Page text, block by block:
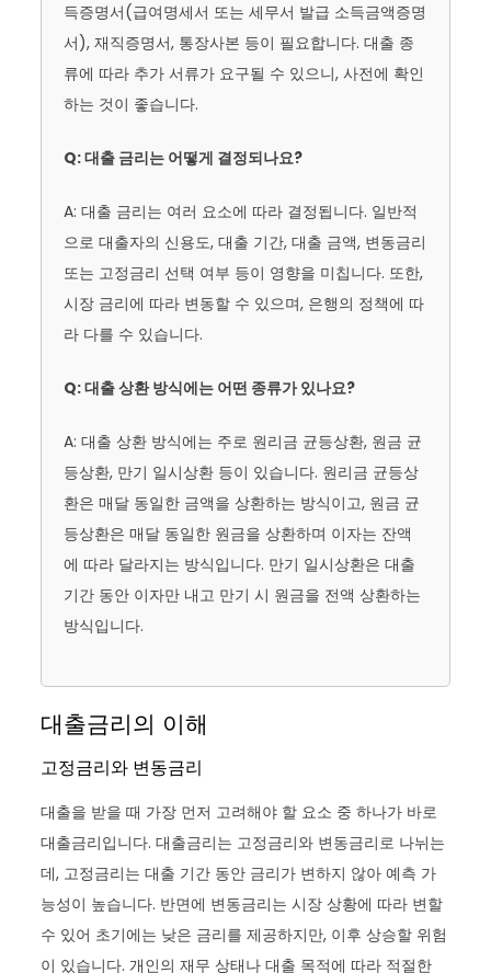
득증명서(급여명세서 또는 세무서 발급 소득금액증명
서), 재직증명서, 통장사본 등이 필요합니다. 대출 종
류에 따라 추가 서류가 요구될 수 있으니, 사전에 확인
하는 것이 좋습니다.
Q: 대출 금리는 어떻게 결정되나요?
A: 대출 금리는 여러 요소에 따라 결정됩니다. 일반적
으로 대출자의 신용도, 대출 기간, 대출 금액, 변동금리
또는 고정금리 선택 여부 등이 영향을 미칩니다. 또한,
시장 금리에 따라 변동할 수 있으며, 은행의 정책에 따
라 다를 수 있습니다.
Q: 대출 상환 방식에는 어떤 종류가 있나요?
A: 대출 상환 방식에는 주로 원리금 균등상환, 원금 균
등상환, 만기 일시상환 등이 있습니다. 원리금 균등상
환은 매달 동일한 금액을 상환하는 방식이고, 원금 균
등상환은 매달 동일한 원금을 상환하며 이자는 잔액
에 따라 달라지는 방식입니다. 만기 일시상환은 대출
기간 동안 이자만 내고 만기 시 원금을 전액 상환하는
방식입니다.
대출금리의 이해
고정금리와 변동금리
대출을 받을 때 가장 먼저 고려해야 할 요소 중 하나가 바로
대출금리입니다. 대출금리는 고정금리와 변동금리로 나뉘는
데, 고정금리는 대출 기간 동안 금리가 변하지 않아 예측 가
능성이 높습니다. 반면에 변동금리는 시장 상황에 따라 변할
수 있어 초기에는 낮은 금리를 제공하지만, 이후 상승할 위험
이 있습니다. 개인의 재무 상태나 대출 목적에 따라 적절한